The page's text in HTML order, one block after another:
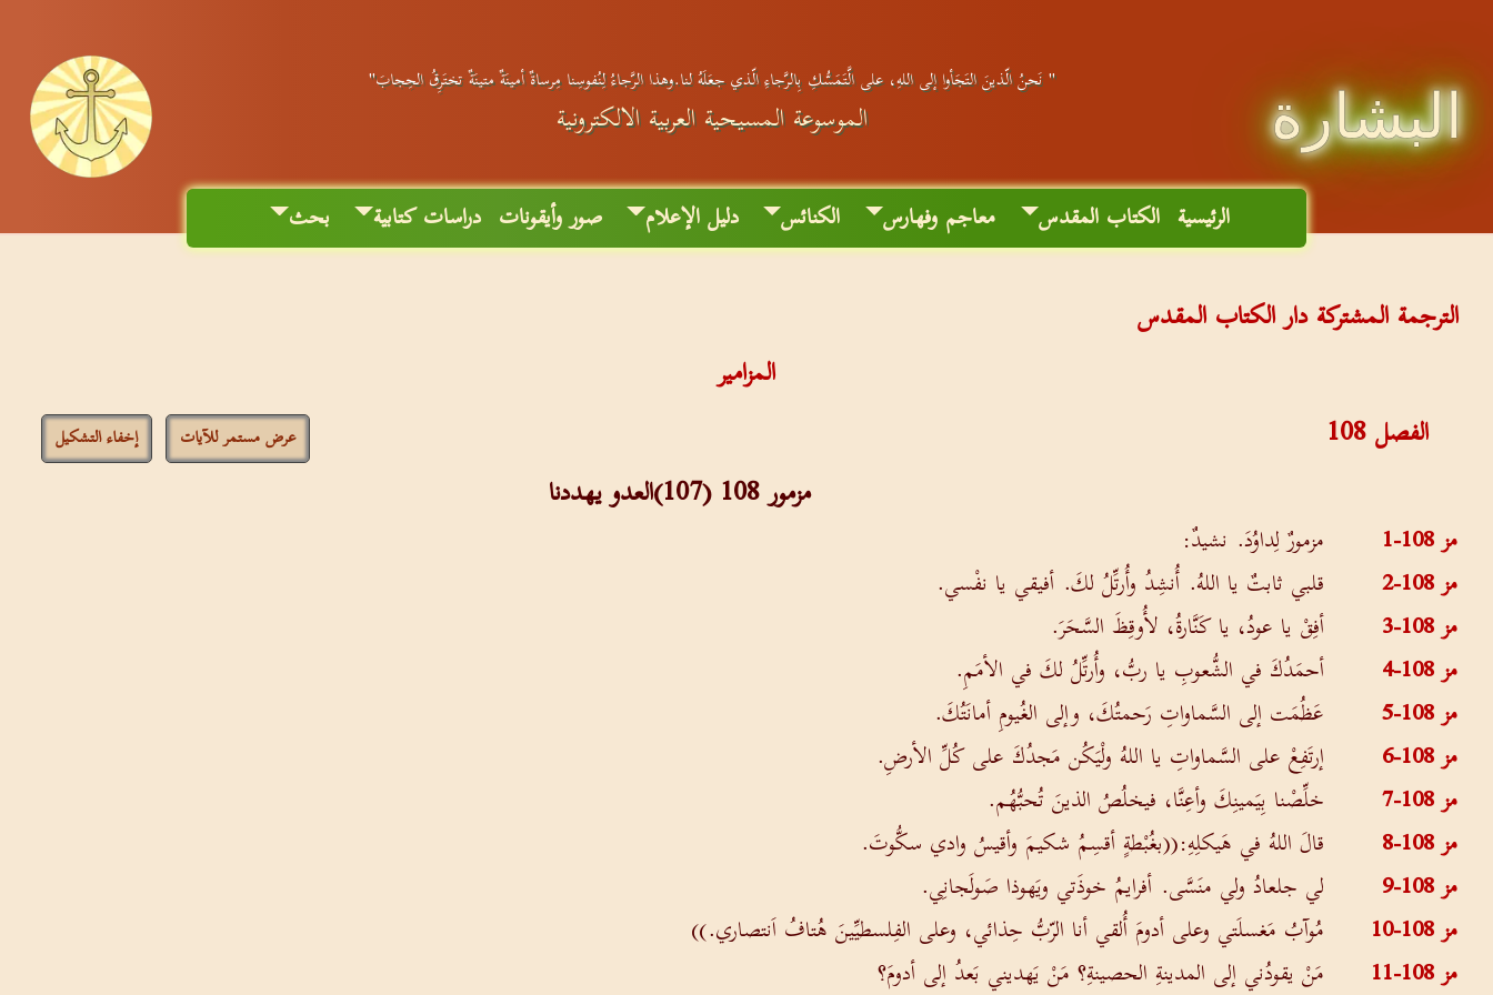
البشارة
" نَحنُ الّذينَ التَجَأوا إلى اللهِ، على الَّتَمَسُّكِ بِالرَّجاءِ الّذي جعَلَهُ لنا.وهذا الرَّجاءُ لِنُفوسِنا مِرساةٌ أمينَةٌ متينَةٌ تختَرِقُ الحِجابَ"
الموسوعة المسيحية العربية الالكترونية
الرئيسية الكتاب المقدس معاجم وفهارس الكنائس دليل الإعلام صور وأيقونات دراسات كتابية بحث
الترجمة المشتركة دار الكتاب المقدس
المزامير
الفصل108 عرض مستمر للآيات إخفاء التشكيل
مزمور 108 (107)العدو يهددنا
مز 108-1
مزمورٌ لِداوُدَ. نشيدٌ:
مز 108-2
قلبي ثابتٌ يا اللهُ. أُنشِدُ وأُرتِّلُ لكَ. أفيقي يا نفْسي.
مز 108-3
أفِقْ يا عودُ، يا كَنَّارةُ، لأُوقِظَ السَّحَرَ.
مز 108-4
أحمَدُكَ في الشُّعوبِ يا ربُّ، وأُرتِّلُ لكَ في الأمَمِ.
مز 108-5
عَظُمَت إلى السَّماواتِ رَحمتُكَ، وإلى الغُيومِ أمانَتُكَ.
مز 108-6
إرتَفِعْ على السَّماواتِ يا اللهُ ولْيَكُن مَجدُكَ على كُلِّ الأرضِ.
مز 108-7
خلِّصْنا بِيَمينِكَ وأعِنَّا، فيخلُصُ الذينَ تُحبُّهُم.
مز 108-8
قالَ اللهُ في هَيكلِهِ:((بغُبْطةٍ أقسِمُ شكيمَ وأقيسُ وادي سكُّوتَ.
مز 108-9
لي جلعادُ ولي منَسَّى. أفرايمُ خوذَتي ويَهوذا صَولَجانِي.
مز 108-10
مُوآبُ مَغسلَتي وعلى أدومَ أُلقي أنا الرّبُّ حِذائي، وعلى الفِلسطيِّينَ هُتافُ اَنتصاري.))
مز 108-11
مَنْ يقودُني إلى المدينةِ الحصينةِ؟ مَنْ يَهديني بَعدُ إلى أدومَ؟